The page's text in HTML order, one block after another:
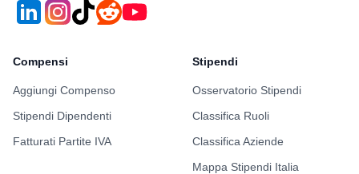
Compensi
Aggiungi Compenso
Stipendi Dipendenti
Fatturati Partite IVA
Stipendi
Osservatorio Stipendi
Classifica Ruoli
Classifica Aziende
Mappa Stipendi Italia